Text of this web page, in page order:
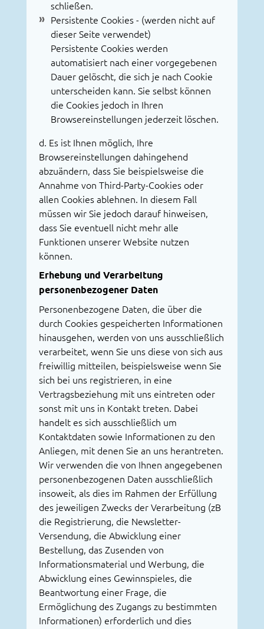
schließen.
Persistente Cookies - (werden nicht auf
dieser Seite verwendet)
Persistente Cookies werden
automatisiert nach einer vorgegebenen
Dauer gelöscht, die sich je nach Cookie
unterscheiden kann. Sie selbst können
die Cookies jedoch in Ihren
Browsereinstellungen jederzeit löschen.
d. Es ist Ihnen möglich, Ihre
Browsereinstellungen dahingehend
abzuändern, dass Sie beispielsweise die
Annahme von Third-Party-Cookies oder
allen Cookies ablehnen. In diesem Fall
müssen wir Sie jedoch darauf hinweisen,
dass Sie eventuell nicht mehr alle
Funktionen unserer Website nutzen
können.
Erhebung und Verarbeitung
personenbezogener Daten
Personenbezogene Daten, die über die
durch Cookies gespeicherten Informationen
hinausgehen, werden von uns ausschließlich
verarbeitet, wenn Sie uns diese von sich aus
freiwillig mitteilen, beispielsweise wenn Sie
sich bei uns registrieren, in eine
Vertragsbeziehung mit uns eintreten oder
sonst mit uns in Kontakt treten. Dabei
handelt es sich ausschließlich um
Kontaktdaten sowie Informationen zu den
Anliegen, mit denen Sie an uns herantreten.
Wir verwenden die von Ihnen angegebenen
personenbezogenen Daten ausschließlich
insoweit, als dies im Rahmen der Erfüllung
des jeweiligen Zwecks der Verarbeitung (zB
die Registrierung, die Newsletter-
Versendung, die Abwicklung einer
Bestellung, das Zusenden von
Informationsmaterial und Werbung, die
Abwicklung eines Gewinnspieles, die
Beantwortung einer Frage, die
Ermöglichung des Zugangs zu bestimmten
Informationen) erforderlich und dies